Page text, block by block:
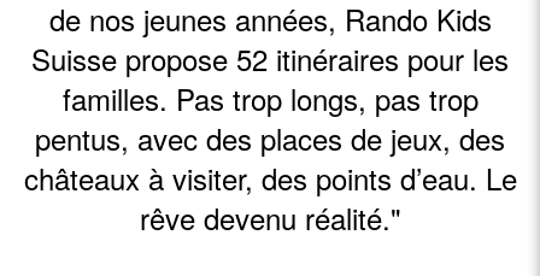
de nos jeunes années, Rando Kids
Suisse propose 52 itinéraires pour les
familles. Pas trop longs, pas trop
pentus, avec des places de jeux, des
châteaux à visiter, des points d’eau. Le
rêve devenu réalité."